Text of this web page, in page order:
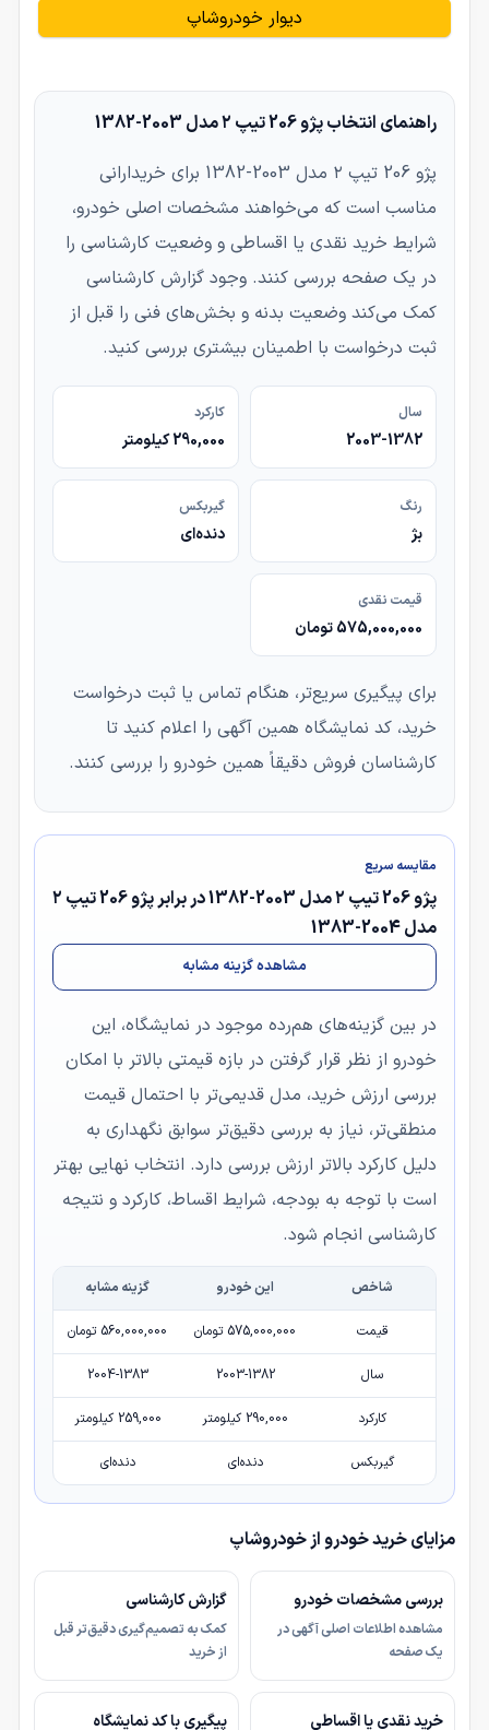
دیوار خودروشاپ
راهنمای انتخاب پژو 206 تیپ ۲ مدل 2003-1382
پژو 206 تیپ ۲ مدل 2003-1382 برای خریدارانی
مناسب است که می‌خواهند مشخصات اصلی خودرو،
شرایط خرید نقدی یا اقساطی و وضعیت کارشناسی را
در یک صفحه بررسی کنند. وجود گزارش کارشناسی
کمک می‌کند وضعیت بدنه و بخش‌های فنی را قبل از
ثبت درخواست با اطمینان بیشتری بررسی کنید.
سال
2003-1382
کارکرد
290,000 کیلومتر
رنگ
بژ
گیربکس
دنده‌ای
قیمت نقدی
575,000,000 تومان
برای پیگیری سریع‌تر، هنگام تماس یا ثبت درخواست
خرید، کد نمایشگاه همین آگهی را اعلام کنید تا
کارشناسان فروش دقیقاً همین خودرو را بررسی کنند.
مقایسه سریع
پژو 206 تیپ ۲ مدل 2003-1382 در برابر پژو 206 تیپ ۲
مدل 2004-1383
مشاهده گزینه مشابه
در بین گزینه‌های هم‌رده موجود در نمایشگاه، این
خودرو از نظر قرار گرفتن در بازه قیمتی بالاتر با امکان
بررسی ارزش خرید، مدل قدیمی‌تر با احتمال قیمت
منطقی‌تر، نیاز به بررسی دقیق‌تر سوابق نگهداری به
دلیل کارکرد بالاتر ارزش بررسی دارد. انتخاب نهایی بهتر
است با توجه به بودجه، شرایط اقساط، کارکرد و نتیجه
کارشناسی انجام شود.
شاخص این خودرو گزینه مشابه
قیمت 575,000,000 تومان 560,000,000 تومان
سال 2003-1382
2004-1383
کارکرد 290,000 کیلومتر 259,000 کیلومتر
گیربکس دنده‌ای دنده‌ای
مزایای خرید خودرو از خودروشاپ
بررسی مشخصات خودرو
مشاهده اطلاعات اصلی آگهی در
یک صفحه
گزارش کارشناسی
کمک به تصمیم‌گیری دقیق‌تر قبل
از خرید
خرید نقدی یا اقساطی پیگیری با کد نمایشگاه